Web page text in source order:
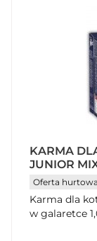
KARMA
JUNIOR
KG (12 X
Oferta hurtowa
Karma dla
w galaretce